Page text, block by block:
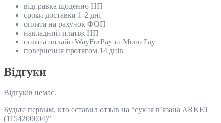
відправка щоденно НП
сроки доставки 1-2 дні
оплата на рахунок ФОП
накладний платіж НП
оплата онлайн WayForPay та Mono Pay
повернення протягом 14 днів
Відгуки
Відгуків немає.
Будьте первым, кто оставил отзыв на “сукня в’язана ARKET
(1154200004)”